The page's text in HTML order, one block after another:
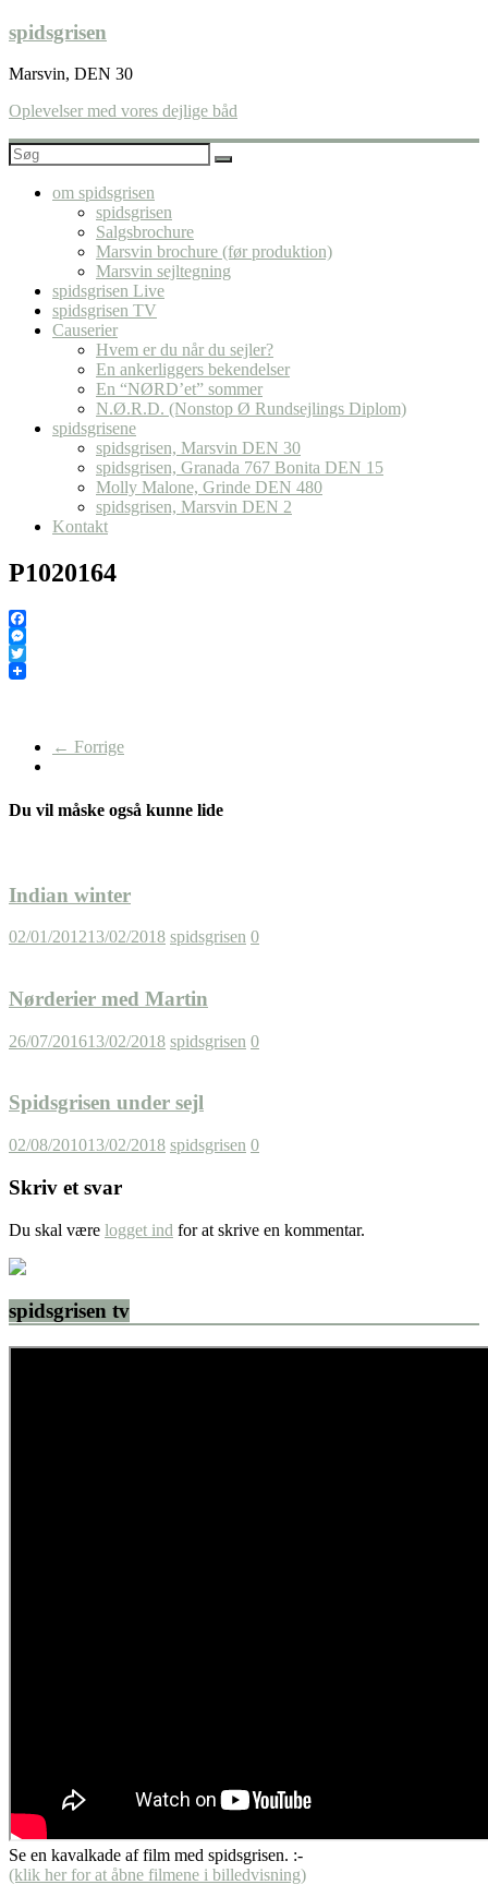
Skip
to
content
spidsgrisen
Marsvin, DEN 30
Oplevelser med vores dejlige båd
om spidsgrisen
spidsgrisen
Salgsbrochure
Marsvin brochure (før produktion)
Marsvin sejltegning
spidsgrisen Live
spidsgrisen TV
Causerier
Hvem er du når du sejler?
En ankerliggers bekendelser
En “NØRD’et” sommer
N.Ø.R.D. (Nonstop Ø Rundsejlings Diplom)
spidsgrisene
spidsgrisen, Marsvin DEN 30
spidsgrisen, Granada 767 Bonita DEN 15
Molly Malone, Grinde DEN 480
spidsgrisen, Marsvin DEN 2
Kontakt
P1020164
Facebook
Messenger
Twitter
← Forrige
Du vil måske også kunne lide
Indian winter
02/01/201213/02/2018 spidsgrisen 0
Nørderier med Martin
26/07/201613/02/2018 spidsgrisen 0
Spidsgrisen under sejl
02/08/201013/02/2018 spidsgrisen 0
Skriv et svar
Du skal være logget ind for at skrive en kommentar.
spidsgrisen tv
Se en kavalkade af film med spidsgrisen. :-
(klik her for at åbne filmene i billedvisning)